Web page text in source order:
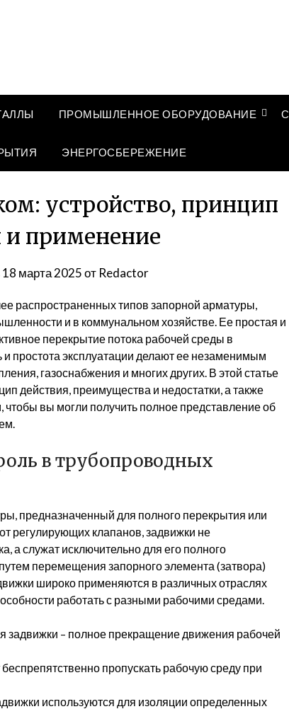
ПРОМЫШЛЕННОЕ ОБОРУДОВАНИЕ
ЭНЕРГОСБЕРЕЖЕНИЕ
устройство, принцип
и применение
18 марта 2025от Redactor
распространенных типов запорной арматуры,
и в коммунальном хозяйстве. Ее простая и
перекрытие потока рабочей среды в
простота эксплуатации делают ее незаменимым
газоснабжения и многих других. В этой статье
действия, преимущества и недостатки, а также
вы могли получить полное представление об
в трубопроводных
предназначенный для полного перекрытия или
регулирующих клапанов, задвижки не
а служат исключительно для его полного
перемещения запорного элемента (затвора)
широко применяются в различных отраслях
работать с разными рабочими средами.
задвижки – полное прекращение движения рабочей
пропускать рабочую среду при
используются для изоляции определенных